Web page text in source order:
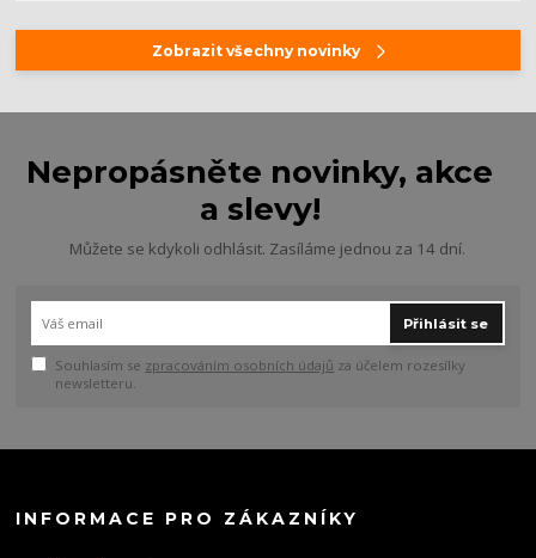
Zobrazit všechny novinky
Nepropásněte novinky, akce
a slevy!
Můžete se kdykoli odhlásit. Zasíláme jednou za 14 dní.
Přihlásit se
Souhlasím se zpracováním osobních údajů za účelem rozesílky
newsletteru.
INFORMACE PRO ZÁKAZNÍKY